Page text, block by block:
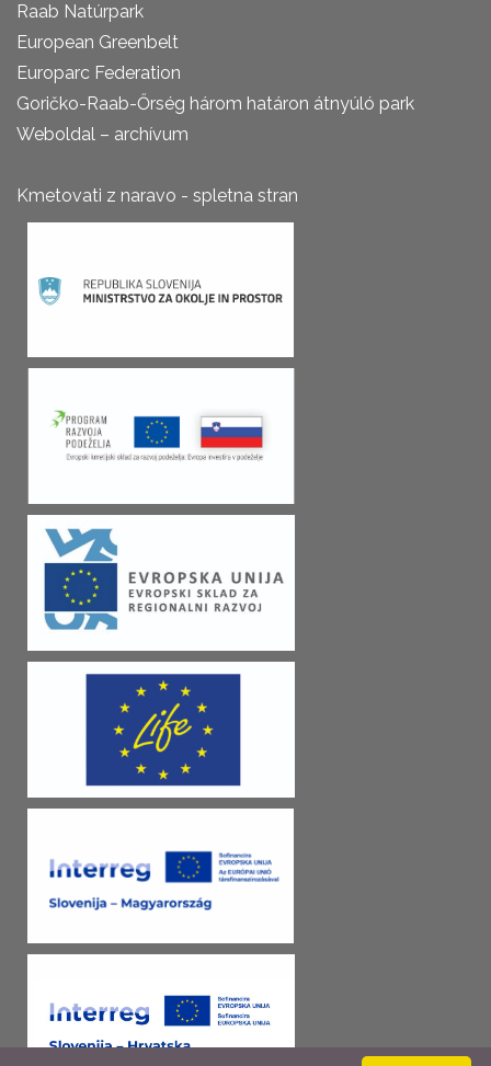
Raab Natúrpark
European Greenbelt
Europarc Federation
Goričko-Raab-Őrség három határon átnyúló park
Weboldal – archívum
Kmetovati z naravo - spletna stran